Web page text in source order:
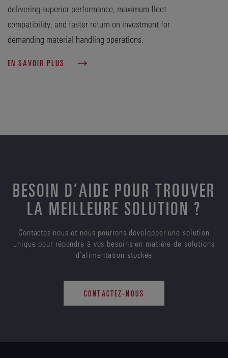
delivering superior performance, maximum fleet
compatibility, and faster return on investment for
demanding material handling operations.
EN SAVOIR PLUS
BESOIN D’AIDE POUR TROUVER
LA MEILLEURE SOLUTION ?
Contactez-nous et nous pourrons développer une solution
unique pour répondre à vos besoins en matière de solutions
d’alimentation stockée
CONTACTEZ-NOUS